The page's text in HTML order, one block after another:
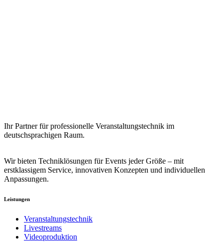
Ihr Partner für professionelle Veranstaltungstechnik im
deutschsprachigen Raum.
Wir bieten Techniklösungen für Events jeder Größe – mit
erstklassigem Service, innovativen Konzepten und individuellen
Anpassungen.
Leistungen
Veranstaltungstechnik
Livestreams
Videoproduktion